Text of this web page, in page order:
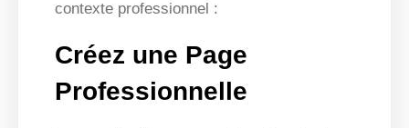
contexte professionnel :
Créez une Page
Professionnelle